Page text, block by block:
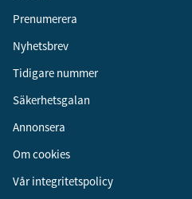
Prenumerera
Nyhetsbrev
Tidigare nummer
Säkerhetsgalan
Annonsera
Om cookies
Vår integritetspolicy